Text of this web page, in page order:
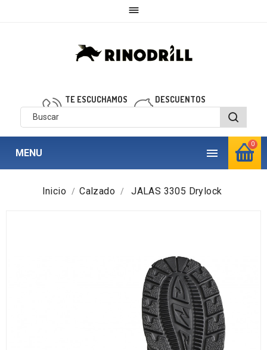

0
TE ESCUCHAMOS
910 850 040
DESCUENTOS
personalizados

MENU
Inicio Calzado JALAS 3305 Drylock